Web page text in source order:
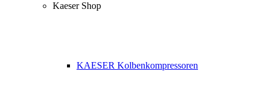
Kaeser Shop
KAESER Kolbenkompressoren